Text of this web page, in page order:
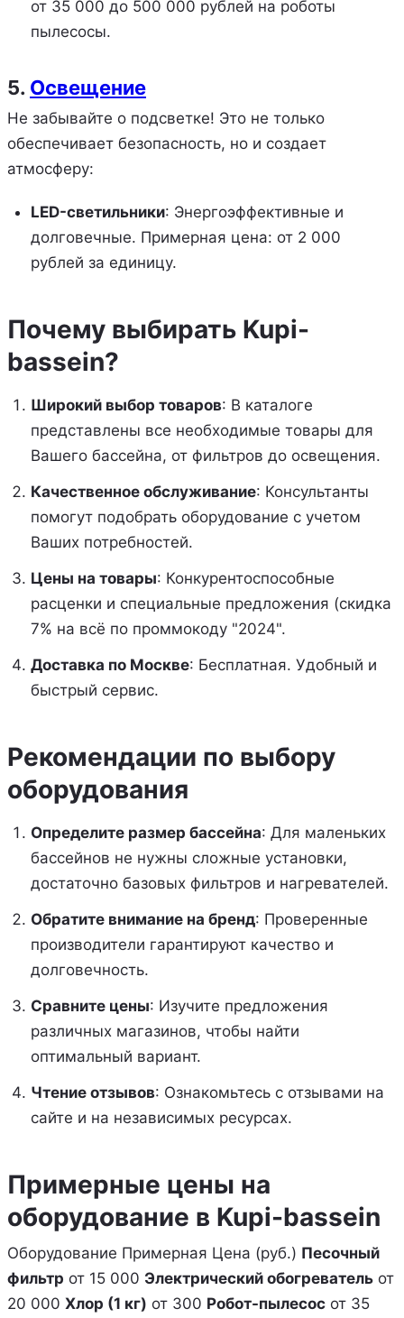
от 35 000 до 500 000 рублей на роботы
пылесосы.
5. Освещение
Не забывайте о подсветке! Это не только
обеспечивает безопасность, но и создает
атмосферу:
LED-светильники: Энергоэффективные и
долговечные. Примерная цена: от 2 000
рублей за единицу.
Почему выбирать Kupi-
bassein?
Широкий выбор товаров: В каталоге
представлены все необходимые товары для
Вашего бассейна, от фильтров до освещения.
Качественное обслуживание: Консультанты
помогут подобрать оборудование с учетом
Ваших потребностей.
Цены на товары: Конкурентоспособные
расценки и специальные предложения (скидка
7% на всё по проммокоду "2024".
Доставка по Москве: Бесплатная. Удобный и
быстрый сервис.
Рекомендации по выбору
оборудования
Определите размер бассейна: Для маленьких
бассейнов не нужны сложные установки,
достаточно базовых фильтров и нагревателей.
Обратите внимание на бренд: Проверенные
производители гарантируют качество и
долговечность.
Сравните цены: Изучите предложения
различных магазинов, чтобы найти
оптимальный вариант.
Чтение отзывов: Ознакомьтесь с отзывами на
сайте и на независимых ресурсах.
Примерные цены на
оборудование в Kupi-bassein
Оборудование Примерная Цена (руб.) Песочный
фильтр от 15 000 Электрический обогреватель от
20 000 Хлор (1 кг) от 300 Робот-пылесос от 35